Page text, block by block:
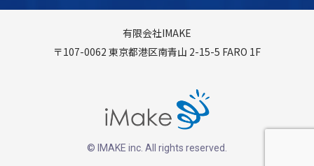
有限会社IMAKE
〒107-0062 東京都港区南青山 2-15-5 FARO 1F
© IMAKE inc. All rights reserved.